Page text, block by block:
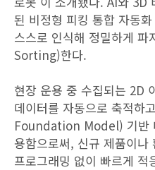
된 비정형 피킹 통합 자동
스스로 인식해 정밀하게
Sorting)한다.
현장 운용 중 수집되는 2D
데이터를 자동으로 축적하
Foundation Model) 기반
용함으로써, 신규 제품이
프로그래밍 없이 빠르게 적